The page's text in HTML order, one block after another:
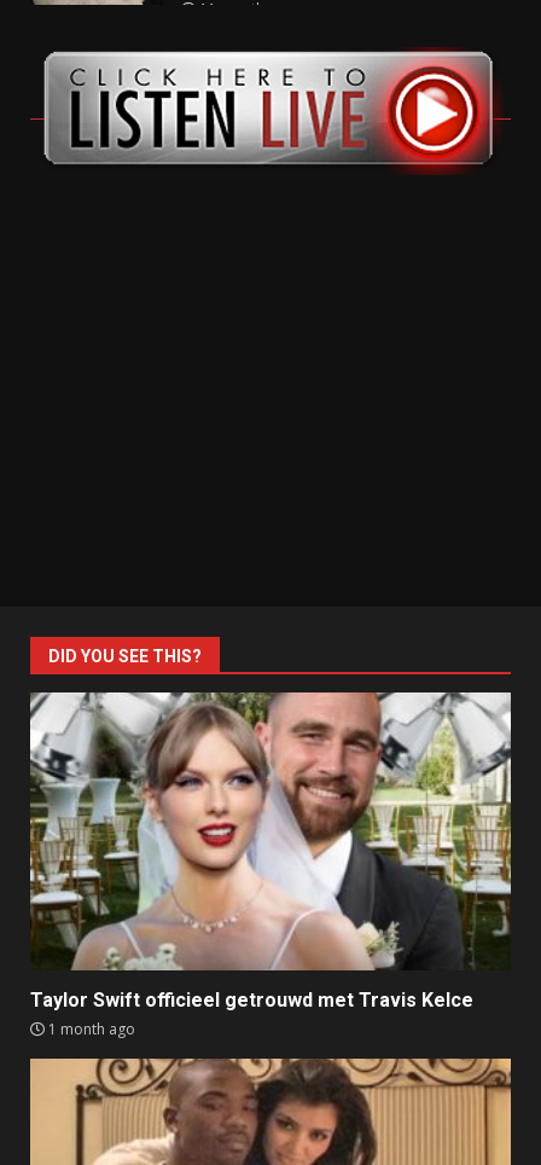
11 months ago
DID YOU SEE THIS?
Taylor Swift officieel getrouwd met Travis Kelce
1 month ago